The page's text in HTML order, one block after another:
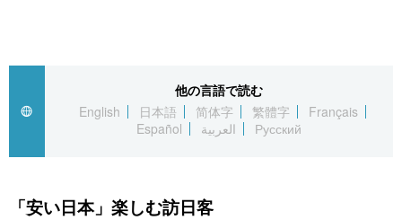
他の言語で読む
English
日本語 简体字 繁體字
Français
Español
العربية Русский
「安い日本」楽しむ訪日客